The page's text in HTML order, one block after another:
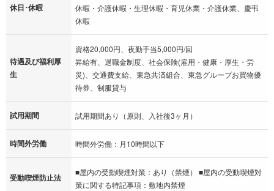
休日･休暇
休暇・介護休暇・生理休暇・育児休業・介護休業、慶弔
休暇
待遇及び福利厚
生
資格20,000円、夜勤手当5,000円/回
昇給有、退職金制度、社会保険(雇用・健康・厚生・労
災)、交通費支給、東急共済組合、東急グループお買物優
待券、制服貸与
試用期間 試用期間あり（原則、入社後3ヶ月）
時間外労働 時間外労働：月10時間以下
受動喫煙防止法
■屋内の受動喫煙対策：あり（禁煙） ■屋内の受動喫煙対
策に関する特記事項：敷地内禁煙